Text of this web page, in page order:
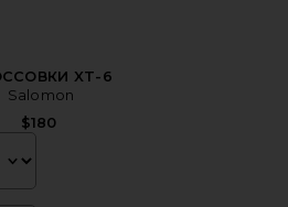
XT-6
Salomon
$180